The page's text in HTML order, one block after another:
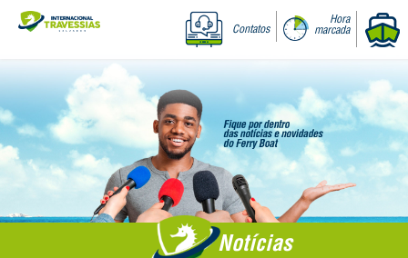
Contatos
Hora
marcada
Notícias